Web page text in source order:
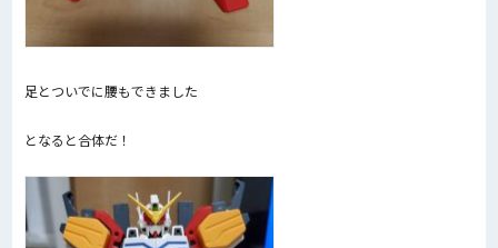
足とついでに腰もできました
となると合体だ！